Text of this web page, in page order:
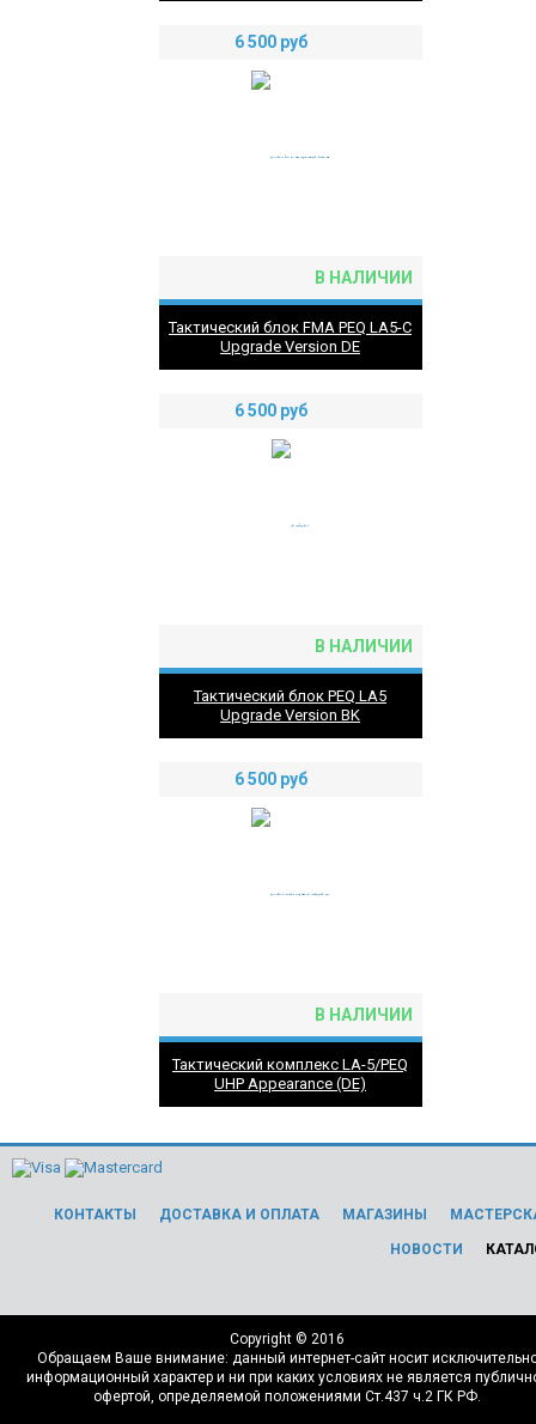
6 500 руб
В НАЛИЧИИ
Тактический блок FMA PEQ LA5-C
Upgrade Version DE
6 500 руб
В НАЛИЧИИ
Тактический блок PEQ LA5
Upgrade Version BK
6 500 руб
В НАЛИЧИИ
Тактический комплекс LA-5/PEQ
UHP Appearance (DE)
КОНТАКТЫ ДОСТАВКА И ОПЛАТА МАГАЗИНЫ
НОВОСТИ
Copyright © 2016
Обращаем Ваше внимание: данный интернет-сайт носит
информационный характер и ни при каких условиях не является
офертой, определяемой положениями Ст.437 ч.2 ГК РФ.